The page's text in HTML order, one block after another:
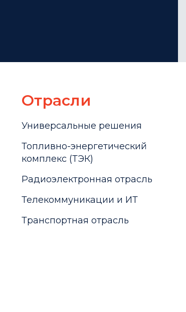
Отрасли
Универсальные решения
Топливно-энергетический
комплекс (ТЭК)
Радиоэлектронная отрасль
Телекоммуникации и ИТ
Транспортная отрасль